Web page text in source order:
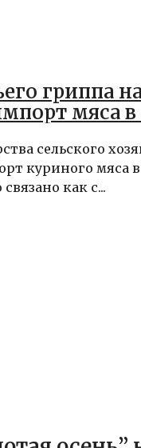
гриппа
мяса в
сельского
куриного мяса
как с...